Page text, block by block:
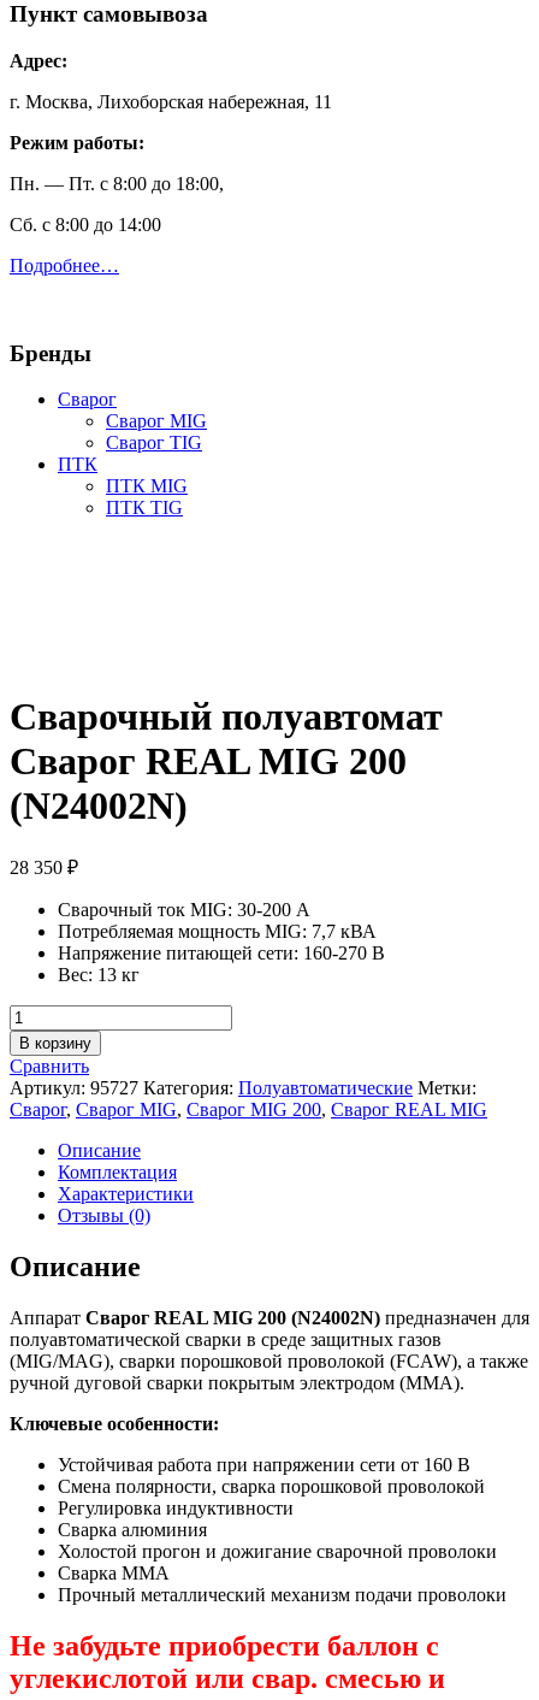
Пункт самовывоза
Адрес:
г. Москва, Лихоборская набережная, 11
Режим работы:
Пн. — Пт. с 8:00 до 18:00,
Сб. с 8:00 до 14:00
Подробнее…
Бренды
Сварог
Сварог MIG
Сварог TIG
ПТК
ПТК MIG
ПТК TIG
Сварочный полуавтомат
Сварог REAL MIG 200
(N24002N)
28 350 ₽
Сварочный ток MIG: 30-200 А
Потребляемая мощность MIG: 7,7 кВА
Напряжение питающей сети: 160-270 В
Вес: 13 кг
Количество
товара
Сварочный
полуавтомат
Сварог
REAL
MIG
(N24002N)
В корзину
Сравнить
Артикул: 95727 Категория: Полуавтоматические Метки:
Сварог, Сварог MIG, Сварог MIG 200, Сварог REAL MIG
Описание
Комплектация
Характеристики
Отзывы (0)
Описание
Аппарат Сварог REAL MIG 200 (N24002N) предназначен для
полуавтоматической сварки в среде защитных газов
(MIG/MAG), сварки порошковой проволокой (FCAW), а также
ручной дуговой сварки покрытым электродом (ММА).
Ключевые особенности:
Устойчивая работа при напряжении сети от 160 В
Смена полярности, сварка порошковой проволокой
Регулировка индуктивности
Сварка алюминия
Холостой прогон и дожигание сварочной проволоки
Сварка ММА
Прочный металлический механизм подачи проволоки
Не забудьте приобрести баллон с
углекислотой или свар. смесью и